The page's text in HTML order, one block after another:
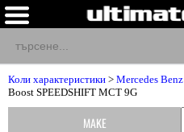
Коли характеристики > Mercedes Benz
Boost SPEEDSHIFT MCT 9G
MAKE